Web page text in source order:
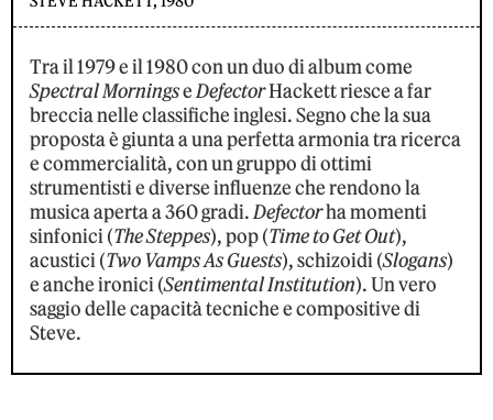
Tra il 1979 e il 1980 con un duo di album come
Spectral MorningseDefectorHackett riesce a far
breccia nelle classifiche inglesi. Segno che la sua
proposta è giunta a una perfetta armonia tra ricerca
e commercialità, con un gruppo di ottimi
strumentisti e diverse influenze che rendono la
musica aperta a 360 gradi.Defectorha momenti
sinfonici (The Steppes), pop (Time to Get Out),
acustici (Two Vamps As Guests), schizoidi (Slogans)
e anche ironici (Sentimental Institution). Un vero
saggio delle capacità tecniche e compositive di
Steve.